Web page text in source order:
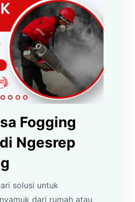
Fogging
Ngesrep
solusi untuk
dari rumah atau